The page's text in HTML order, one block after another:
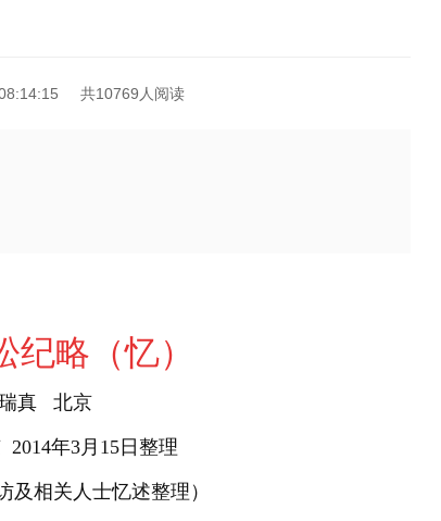
共10769人阅读
略（忆）
真 北京
2014年3月15日整理
相关人士忆述整理）